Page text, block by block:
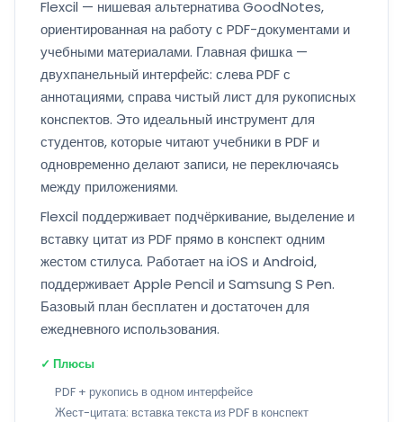
Flexcil — нишевая альтернатива GoodNotes,
ориентированная на работу с PDF-документами и
учебными материалами. Главная фишка —
двухпанельный интерфейс: слева PDF с
аннотациями, справа чистый лист для рукописных
конспектов. Это идеальный инструмент для
студентов, которые читают учебники в PDF и
одновременно делают записи, не переключаясь
между приложениями.
Flexcil поддерживает подчёркивание, выделение и
вставку цитат из PDF прямо в конспект одним
жестом стилуса. Работает на iOS и Android,
поддерживает Apple Pencil и Samsung S Pen.
Базовый план бесплатен и достаточен для
ежедневного использования.
✓ Плюсы
PDF + рукопись в одном интерфейсе
Жест-цитата: вставка текста из PDF в конспект